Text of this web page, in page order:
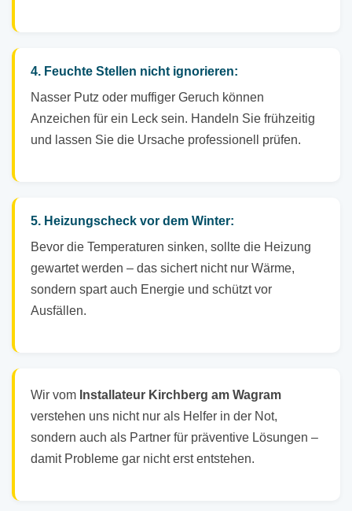
4. Feuchte Stellen nicht ignorieren:
Nasser Putz oder muffiger Geruch können
Anzeichen für ein Leck sein. Handeln Sie frühzeitig
und lassen Sie die Ursache professionell prüfen.
5. Heizungscheck vor dem Winter:
Bevor die Temperaturen sinken, sollte die Heizung
gewartet werden – das sichert nicht nur Wärme,
sondern spart auch Energie und schützt vor
Ausfällen.
Wir vom Installateur Kirchberg am Wagram
verstehen uns nicht nur als Helfer in der Not,
sondern auch als Partner für präventive Lösungen –
damit Probleme gar nicht erst entstehen.